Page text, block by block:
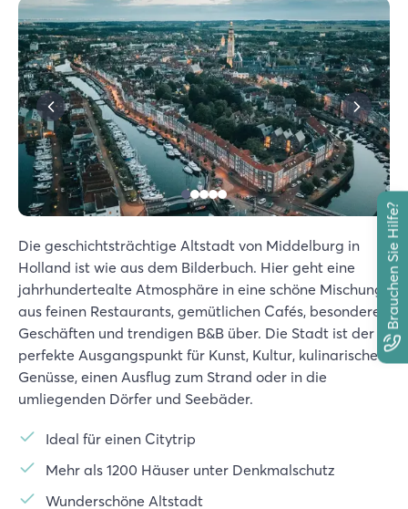
Brauchen Sie Hilfe?
Die geschichtsträchtige Altstadt von Middelburg in
Holland ist wie aus dem Bilderbuch. Hier geht eine
jahrhundertealte Atmosphäre in eine schöne Mischung
aus feinen Restaurants, gemütlichen Cafés, besonderen
Geschäften und trendigen B&B über. Die Stadt ist der
perfekte Ausgangspunkt für Kunst, Kultur, kulinarische
Genüsse, einen Ausflug zum Strand oder in die
umliegenden Dörfer und Seebäder.
Ideal für einen Citytrip
Mehr als 1200 Häuser unter Denkmalschutz
Wunderschöne Altstadt